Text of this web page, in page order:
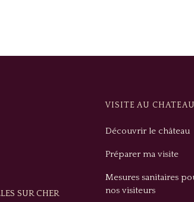
SUR CHER
VISITE AU CHATEAU
Découvrir le château
Préparer ma visite
Mesures sanitaires
nos visiteurs